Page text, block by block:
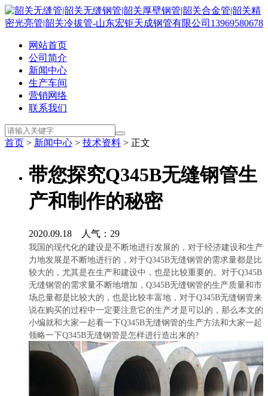
网站首页
公司简介
新闻中心
生产车间
营销网络
联系我们
首页 > 新闻中心 > 技术资料 > 正文
带您探究Q345B无缝钢管生
产和制作的秘密
2020.09.18 人气： 29
我国的现代化的建设是不断地进行发展的，对于经济建设和生产
力地发展是不断地进行的，对于Q345B无缝钢管的需求量都是比
较大的，尤其是在生产和建设中，也是比较重要的。对于Q345B
无缝钢管的需求量不断地增加，Q345B无缝钢管的生产质量和市
场总量都是比较大的，也是比较丰富地，对于Q345B无缝钢管来
说在购买的过程中一定要注意它的生产才是可以的，那么本文的
小编就和大家一起看一下Q345B无缝钢管的生产方法和大家一起
领略一下Q345B无缝钢管是怎样进行造出来的?